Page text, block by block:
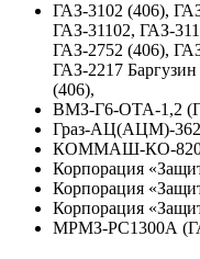
ГАЗ-3102 (406),
ГАЗ-31102, ГАЗ-
ГАЗ-2752 (406),
ГАЗ-2217
(406),
ВМЗ-Г6-ОТА-1,2
Граз-АЦ(АЦМ)-
КОММАШ-КО-820-
Корпорация
Корпорация
Корпорация
МРМЗ-РС1300А